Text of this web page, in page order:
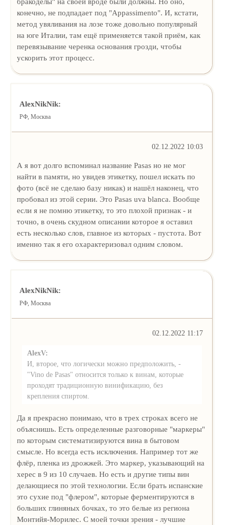
конечно, не подпадает под "Appassimento". И, кстати,
метод увяливания на лозе тоже довольно популярный
на юге Италии, там ещё применяется такой приём, как
перевязывание черенка основания грозди, чтобы
ускорить этот процесс.
AlexNikNik:
РФ, Москва
02.12.2022 10:03
А я вот долго вспоминал название Pasas но не мог
найти в памяти, но увидев этикетку, пошел искать по
фото (всё не сделаю базу никак) и нашёл наконец, что
пробовал из этой серии. Это Pasas uva blanca. Вообще
если я не помню этикетку, то это плохой признак - и
точно, в очень скудном описании которое я оставил
есть несколько слов, главное из которых - пустота. Вот
именно так я его охарактеризовал одним словом.
AlexNikNik:
РФ, Москва
02.12.2022 11:17
AlexV:
И, второе, что логически можно предположить, -
"Vino de Pasas" относится только к винам, которые
проходят традиционную винификацию, без
крепления спиртом.
Да я прекрасно понимаю, что в трех строках всего не
объяснишь. Есть определенные разговорные "маркеры"
по которым систематизируются вина в бытовом
смысле. Но всегда есть исключения. Например тот же
флёр, пленка из дрожжей. Это маркер, указывающий на
херес в 9 из 10 случаев. Но есть и другие типы вин
делающиеся по этой технологии. Если брать испанские
это сухие под "флером", которые ферментируются в
больших глиняных бочках, то это белые из региона
Монтийя-Морилес. С моей точки зрения - лучшие